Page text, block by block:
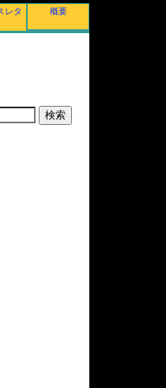
レタ
概要